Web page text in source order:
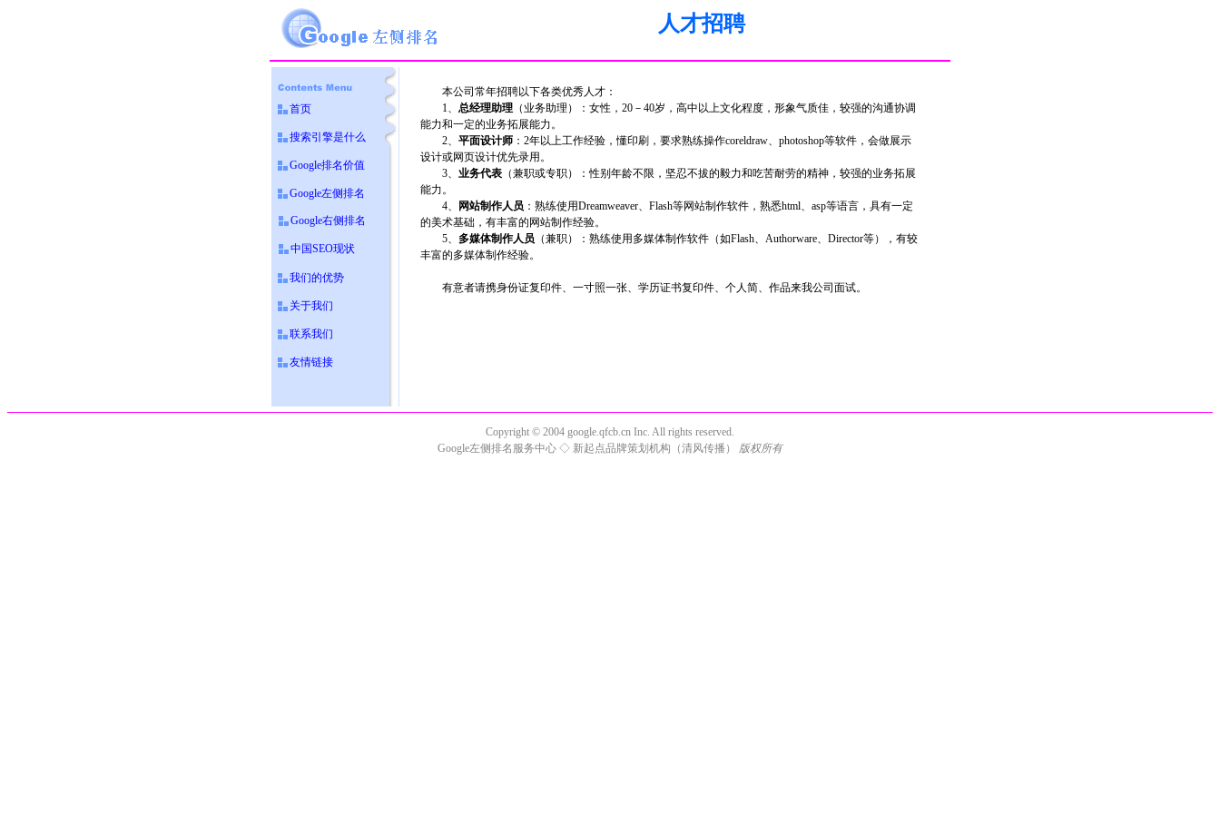
人才招聘
首页
搜索引擎是什么
Google排名价值
Google左侧排名
Google右侧排名
中国SEO现状
我们的优势
关于我们
联系我们
友情链接
本公司常年招聘以下各类优秀人才：
1、 总经理助理 （业务助理）：女性，20－40岁，高中以上文化程度，形象气质佳，较强的沟通协调
能力和一定的业务拓展能力。
2、 平面设计师 ：2年以上工作经验，懂印刷，要求熟练操作coreldraw、photoshop等软件，会做展示
设计或网页设计优先录用。
3、 业务代表 （兼职或专职）：性别年龄不限，坚忍不拔的毅力和吃苦耐劳的精神，较强的业务拓展
能力。
4、
网站制作人员 ：熟练使用Dreamweaver、Flash等网站制作软件，熟悉html、asp等语言，具有一定
的美术基础，有丰富的网站制作经验。
5、 多媒体制作人员 （兼职）：熟练使用多媒体制作软件（如Flash、Authorware、Director等），有较
丰富的多媒体制作经验。
有意者请携身份证复印件、一寸照一张、学历证书复印件、个人简、作品来我公司面试。
Copyright © 2004 google.qfcb.cn Inc. All rights reserved.
Google左侧排名服务中心 ◇ 新起点品牌策划机构（清风传播） 版权所有